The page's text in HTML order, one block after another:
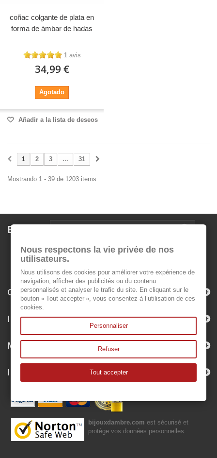
coñac colgante de plata en
forma de ámbar de hadas
1 avis
34,99 €
Agotado
Añadir a la lista de deseos
1 2 3 ... 31
Mostrando 1 - 39 de 1203 items
Boletín
Categorías
Información
Mi cuenta
Información sobre la tienda
bijouxdambre.com est sécurisé et
protège vos données personnelles.
Nous respectons la vie privée de nos
utilisateurs.
Nous utilisons des cookies pour améliorer votre expérience de
navigation, afficher des publicités ou du contenu
personnalisés et analyser le trafic du site. En cliquant sur le
bouton « Tout accepter », vous consentez à l’utilisation de ces
cookies.
Personnaliser
Refuser
Tout accepter